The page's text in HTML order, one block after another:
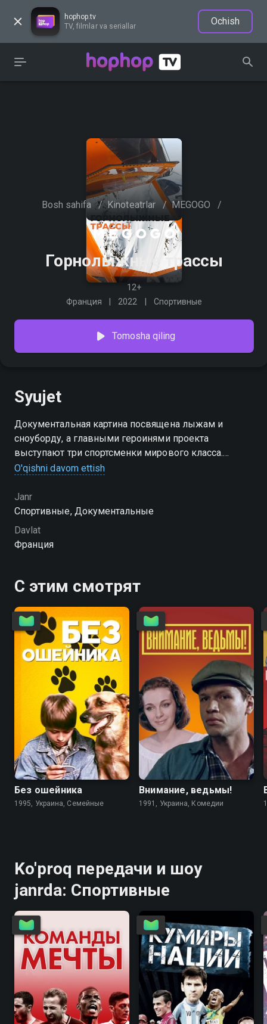
hophop.tv
TV, filmlar va seriallar
Ochish
Bosh sahifa / Kinoteatrlar / MEGOGO /
Горнолыжные трассы
12+
Франция
2022 Спортивные
Tomosha qiling
Syujet
Документальная картина посвящена лыжам и
сноуборду, а главными героинями проекта
выступают три спортсменки мирового класса.
Бейсджампер Джеральдин Фаснахт, сноубордистка
отправляются в Альпы, чтобы покорить ряд
знаковых трасс и гор, расширяя границы фрирайда.
O'qishni davom ettish
Janr
Спортивные, Документальные
Davlat
Франция
С этим смотрят
6.7 4.6
Без ошейника
1995, Украина, Семейные
5.6
Внимание, ведьмы!
1991, Украина, Комедии
Ko'proq передачи и шоу
janrda: Спортивные